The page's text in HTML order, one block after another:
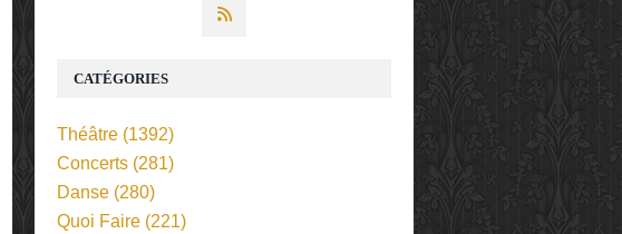
CATÉGORIES
Théâtre (1392)
Concerts (281)
Danse (280)
Quoi Faire (221)